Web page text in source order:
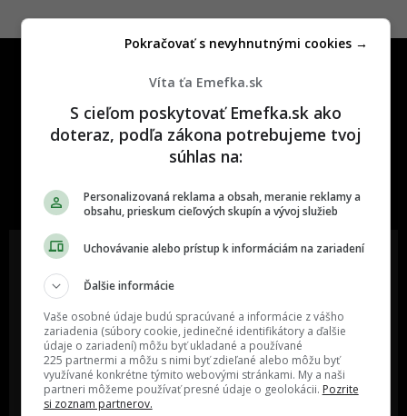
One time najzábavnejšie miesto na
najzabávnejšie miesto na svete
Oslov reklamou viac ako milión
ľudí v rôznych vekových
kategóriách a na rôznych
sociálnych sieťach a nakopni svoj
biznis alebo produkt.
MÁM ZÁUJEM O
SPOLUPRÁCU
poznáš niekoho, o kom by sme
mali určite napísať?
POŠLI NÁM TIP NA ČLÁNOK
Víta ťa Emefka.sk
S cieľom poskytovať Emefka.sk ako
doteraz, podľa zákona potrebujeme tvoj
súhlas na:
Personalizovaná reklama a obsah, meranie reklamy a
obsahu, prieskum cieľových skupín a vývoj služieb
Uchovávanie alebo prístup k informáciám na zariadení
Ďalšie informácie
Vaše osobné údaje budú spracúvané a informácie z vášho
zariadenia (súbory cookie, jedinečné identifikátory a ďalšie
údaje o zariadení) môžu byť ukladané a používané
225 partnermi a môžu s nimi byť zdieľané alebo môžu byť
využívané konkrétne týmito webovými stránkami. My a naši
partneri môžeme používať presné údaje o geolokácii. Pozrite
si zoznam partnerov.
Pokračovať s nevyhnutnými cookies →